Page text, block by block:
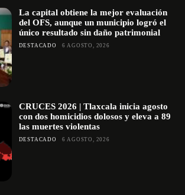
La capital obtiene la mejor evaluación
del OFS, aunque un municipio logró el
único resultado sin daño patrimonial
DESTACADO 6 AGOSTO, 2026
CRUCES 2026 | Tlaxcala inicia agosto
con dos homicidios dolosos y eleva a 89
las muertes violentas
DESTACADO 6 AGOSTO, 2026